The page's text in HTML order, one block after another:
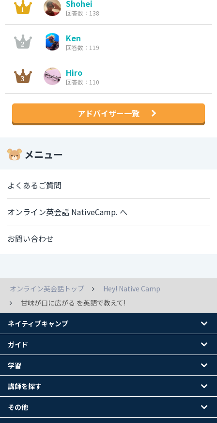
Shohei
回答数：138
Ken
回答数：119
Hiro
回答数：110
アドバイザー一覧
メニュー
よくあるご質問
オンライン英会話 NativeCamp. へ
お問い合わせ
オンライン英会話トップ
Hey! Native Camp
甘味が口に広がる を英語で教えて!
ネイティブキャンプ
ガイド
学習
講師を探す
その他